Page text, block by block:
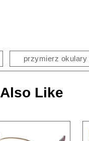
post:
przymierz okulary
Like